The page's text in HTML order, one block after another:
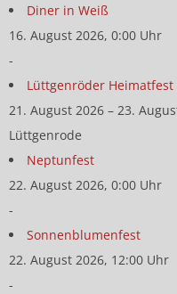
Diner in Weiß
16. August 2026, 0:00 Uhr
-
Lüttgenröder Heimatfest
21. August 2026 – 23.
Lüttgenrode
Neptunfest
22. August 2026, 0:00 Uhr
-
Sonnenblumenfest
22. August 2026, 12:00 Uhr
-